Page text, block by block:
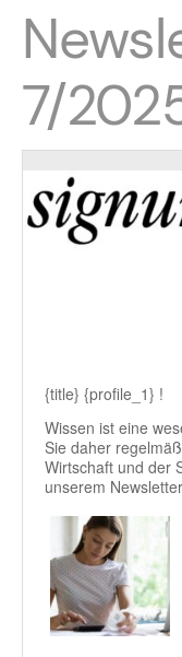
7/